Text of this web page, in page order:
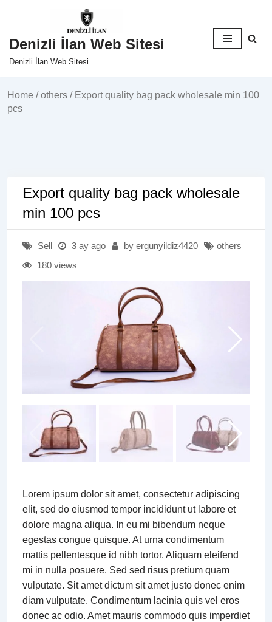
geç
Denizli İlan Web Sitesi
Denizli İlan Web Sitesi
Home /others / Export quality bag pack wholesale min 100
pcs
Export quality bag pack wholesale
min 100 pcs
Sell 3 ay ago by ergunyildiz4420
others
180 views
Lorem ipsum dolor sit amet, consectetur adipiscing
elit, sed do eiusmod tempor incididunt ut labore et
dolore magna aliqua. In eu mi bibendum neque
egestas congue quisque. At urna condimentum
mattis pellentesque id nibh tortor. Aliquam eleifend
mi in nulla posuere. Sed sed risus pretium quam
vulputate. Sit amet dictum sit amet justo donec enim
diam vulputate. Condimentum lacinia quis vel eros
donec ac odio. Amet mauris commodo quis imperdiet